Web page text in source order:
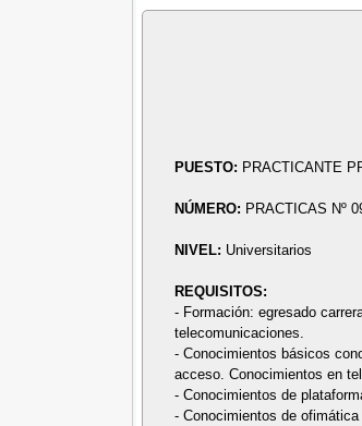
PUESTO: PRACTICANTE
NÚMERO: PRACTICAS Nº
NIVEL: Universitarios
REQUISITOS:
- Formación: egresado
telecomunicaciones.
- Conocimientos básicos
acceso. Conocimientos en
- Conocimientos de
- Conocimientos de ofimática